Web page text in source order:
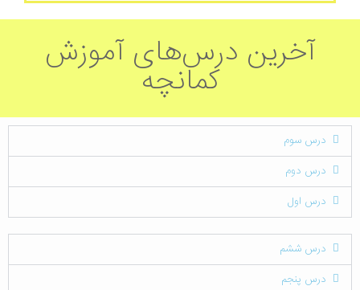
آخرین درس‌های آموزش
کمانچه
درس سوم
درس دوم
درس اول
درس ششم
درس پنجم